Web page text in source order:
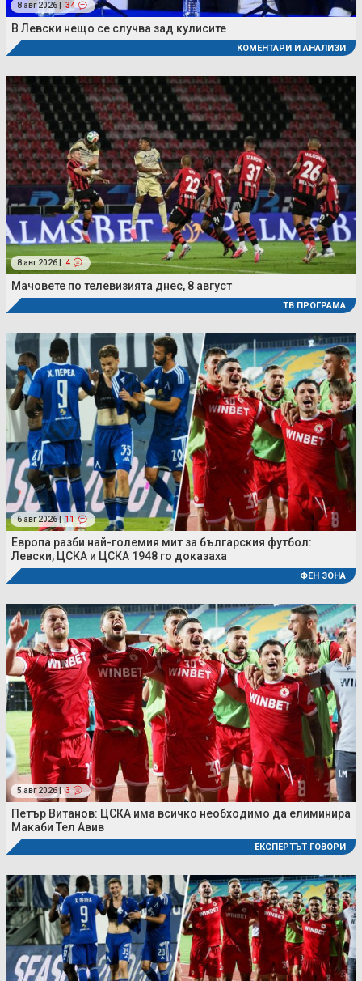
8 авг 2026 | 34
В Левски нещо се случва зад кулисите
КОМЕНТАРИ И АНАЛИЗИ
8 авг 2026 | 4
Мачовете по телевизията днес, 8 август
ТВ ПРОГРАМА
6 авг 2026 | 11
Европа разби най-големия мит за българския футбол:
Левски, ЦСКА и ЦСКА 1948 го доказаха
ФЕН ЗОНА
5 авг 2026 | 3
Петър Витанов: ЦСКА има всичко необходимо да елиминира
Макаби Тел Авив
ЕКСПЕРТЪТ ГОВОРИ